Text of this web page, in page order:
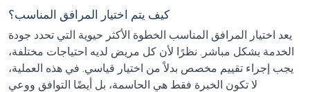
كيف يتم اختيار المرافق المناسب؟
يعد اختيار المرافق المناسب الخطوة الأكثر حيوية التي تحدد جودة
الخدمة بشكل مباشر. نظرًا لأن كل مريض لديه احتياجات مختلفة،
يجب إجراء تقييم مخصص بدلاً من اختيار قياسي. في هذه العملية،
لا تكون الخبرة فقط هي الحاسمة، بل أيضًا التوافق ووعي